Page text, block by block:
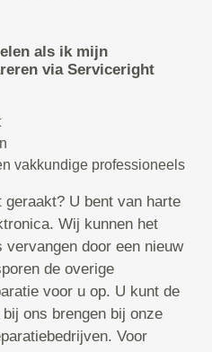
als ik mijn
via Serviceright
vakkundige professioneels
U bent van harte
Wij kunnen het
door een nieuw
de overige
voor u op. U kunt de
ons brengen bij onze
Voor